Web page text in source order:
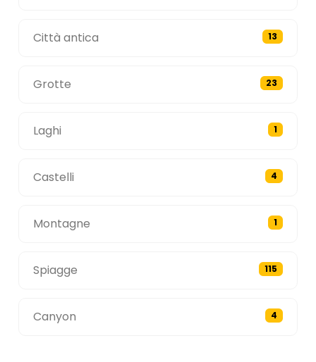
Città antica 13
Grotte 23
Laghi 1
Castelli 4
Montagne 1
Spiagge 115
Canyon 4